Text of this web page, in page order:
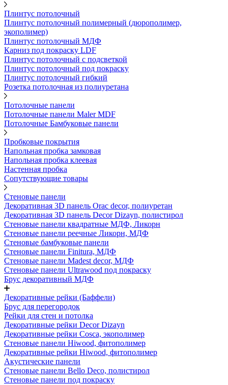
Плинтус потолочный
Плинтус потолочный полимерный (дюрополимер,
экополимер)
Плинтус потолочный МДФ
Карниз под покраску LDF
Плинтус потолочный с подсветкой
Плинтус потолочный под покраску
Плинтус потолочный гибкий
Розетка потолочная из полиуретана
Потолочные панели
Потолочные панели Maler MDF
Потолочные Бамбуковые панели
Пробковые покрытия
Напольная пробка замковая
Напольная пробка клеевая
Настенная пробка
Сопутствующие товары
Стеновые панели
Декоративная 3D панель Orac decor, полиуретан
Декоративная 3D панель Decor Dizayn, полистирол
Стеновые панели квадратные МДФ, Ликорн
Стеновые панели реечные Ликорн, МДФ
Стеновые бамбуковые панели
Стеновые панели Finitura, МДФ
Стеновые панели Madest decor, МДФ
Стеновые панели Ultrawood под покраску
Брус декоративный МДФ
Декоративные рейки (Баффели)
Брус для перегородок
Рейки для стен и потолка
Декоративные рейки Decor Dizayn
Декоративные рейки Cosca, экополимер
Стеновые панели Hiwood, фитополимер
Декоративные рейки Hiwood, фитополимер
Акустические панели
Стеновые панели Bello Deco, полистирол
Стеновые панели под покраску